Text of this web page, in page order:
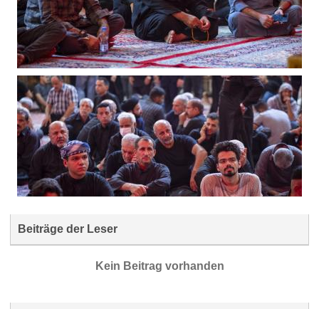
Beiträge der Leser
Kein Beitrag vorhanden